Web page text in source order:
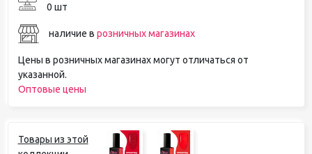
0 шт
наличие в розничных магазинах
Цены в розничных магазинах могут отличаться от
указанной.
Оптовые цены
Товары из этой